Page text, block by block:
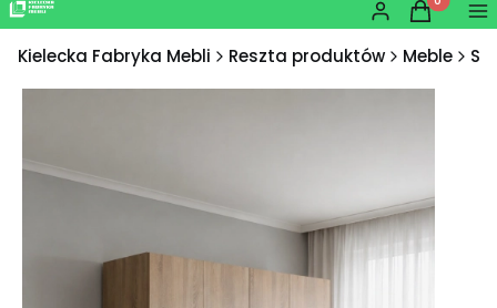
Zaloguj się
Produkty
Koszyk
Kielecka Fabryka Mebli Reszta produktów Meble